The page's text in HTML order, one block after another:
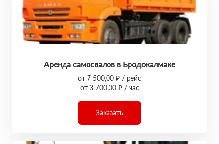
Аренда самосвалов в Бродокалмаке
от 7 500,00 ₽ / рейс
от 3 700,00 ₽ / час
Заказать